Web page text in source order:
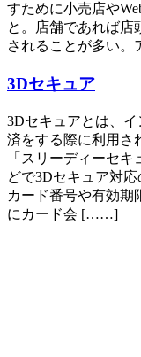
すために小売店や
と。店舗であれば店
されることが多い
3Dセキュア
3Dセキュアとは、
済をする際に利用さ
「スリーディーセ
どで3Dセキュア対
カード番号や有効期
にカード会 [……]